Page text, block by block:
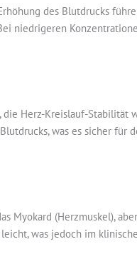
des Blutdrucks
niedrigeren
Herz-Kreislauf-
was es sicher für
Myokard (Herzmuskel),
was jedoch im